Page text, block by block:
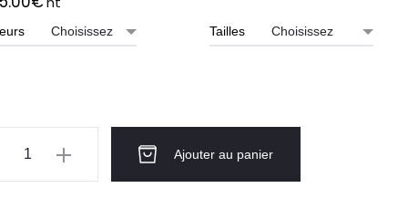
Tailles
Ajouter au panier